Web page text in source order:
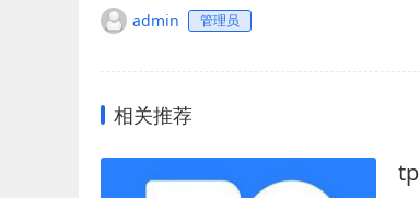
admin 管理员
相关推荐